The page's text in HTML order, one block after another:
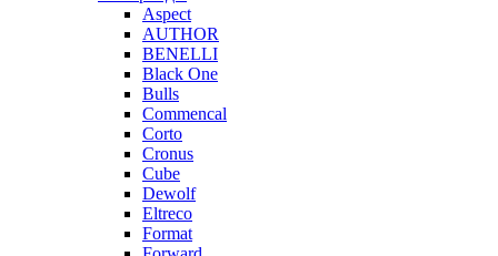
Aspect
AUTHOR
BENELLI
Black One
Bulls
Commencal
Corto
Cronus
Cube
Dewolf
Eltreco
Format